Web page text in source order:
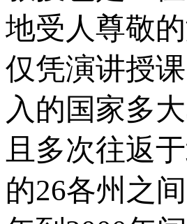
地受人尊敬的
仅凭演讲授
入的国家多
且多次往返
的26各州之